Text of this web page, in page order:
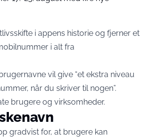
i appens historie og fjerner et
i alt fra
vil give “et ekstra niveau
når du skriver til nogen”.
brugere og virksomheder.
gradvist for, at brugere kan